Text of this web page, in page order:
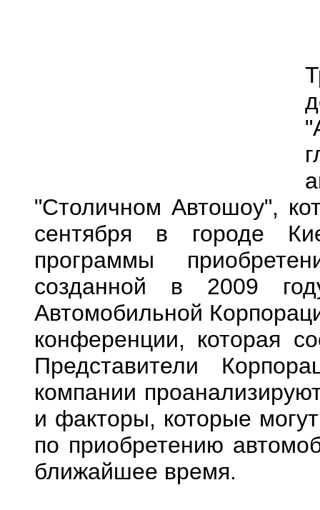
"Столичном Автошоу",
сентября в городе
программы
созданной в 2009
Автомобильной
конференции, которая
Представители
компании
и факторы, которые
по приобретению
ближайшее время.